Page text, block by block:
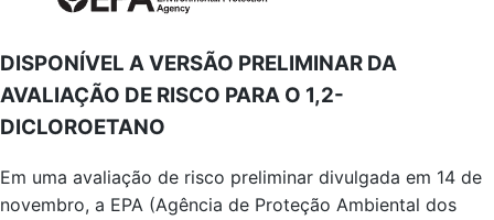
DISPONÍVEL A VERSÃO PRELIMINAR DA
AVALIAÇÃO DE RISCO PARA O 1,2-
DICLOROETANO
Em uma avaliação de risco preliminar divulgada em 14 de
novembro, a EPA (Agência de Proteção Ambiental dos